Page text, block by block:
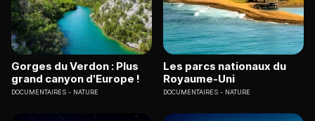
Gorges du Verdon : Plus
grand canyon d'Europe !
DOCUMENTAIRES NATURE
Les parcs nationaux du
Royaume-Uni
DOCUMENTAIRES NATURE